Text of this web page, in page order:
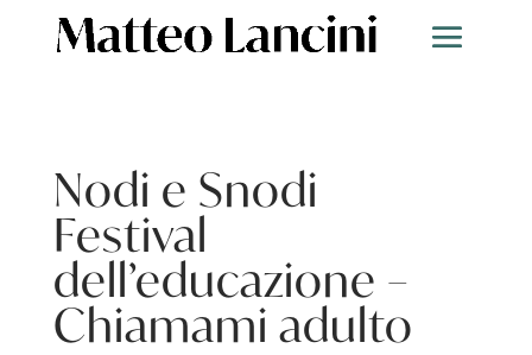
Nodi e Snodi
Festival
dell’educazione –
Chiamami adulto